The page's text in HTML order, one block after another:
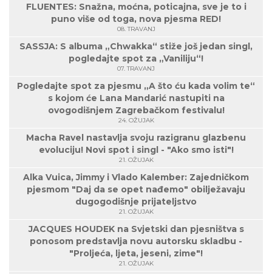
FLUENTES: Snažna, moćna, poticajna, sve je to i
puno više od toga, nova pjesma RED!
08. TRAVANJ
SASSJA: S albuma „Chwakka“ stiže još jedan singl,
pogledajte spot za „Vaniliju“!
07. TRAVANJ
Pogledajte spot za pjesmu „A što ću kada volim te“
s kojom će Lana Mandarić nastupiti na
ovogodišnjem Zagrebačkom festivalu!
24. OŽUJAK
Macha Ravel nastavlja svoju razigranu glazbenu
evoluciju! Novi spot i singl - "Ako smo isti"!
21. OŽUJAK
Alka Vuica, Jimmy i Vlado Kalember: Zajedničkom
pjesmom "Daj da se opet nađemo" obilježavaju
dugogodišnje prijateljstvo
21. OŽUJAK
JACQUES HOUDEK na Svjetski dan pjesništva s
ponosom predstavlja novu autorsku skladbu -
"Proljeća, ljeta, jeseni, zime"!
21. OŽUJAK